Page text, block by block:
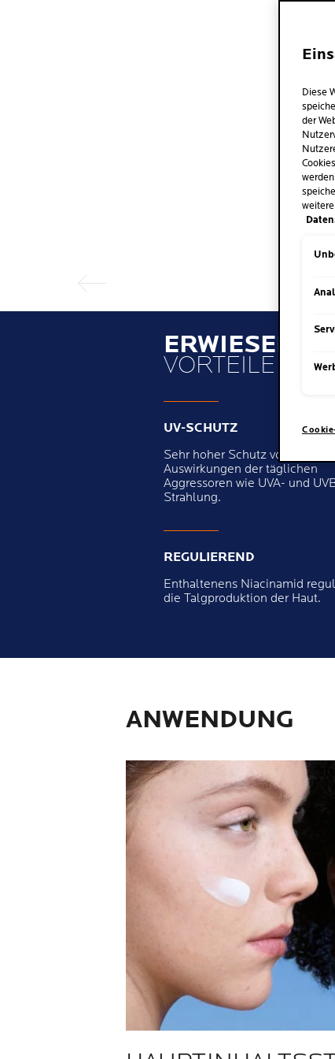
ERWIESENE
VORTEILE
UV-SCHUTZ
Sehr hoher Schutz vor den
Auswirkungen der täglichen
Aggressoren wie UVA- und
Strahlung.
REGULIEREND
Enthaltenens Niacinamid
die Talgproduktion der Haut.
ANWENDUNG
Diese
der